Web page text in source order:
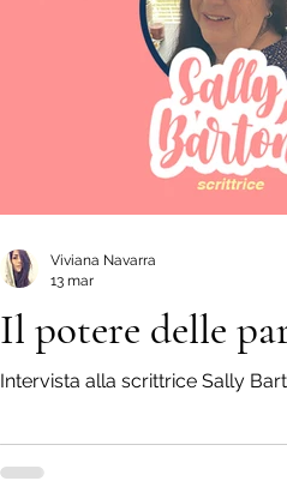
Il potere delle
Intervista alla scrittrice Sally
Viviana Navarra
13 mar